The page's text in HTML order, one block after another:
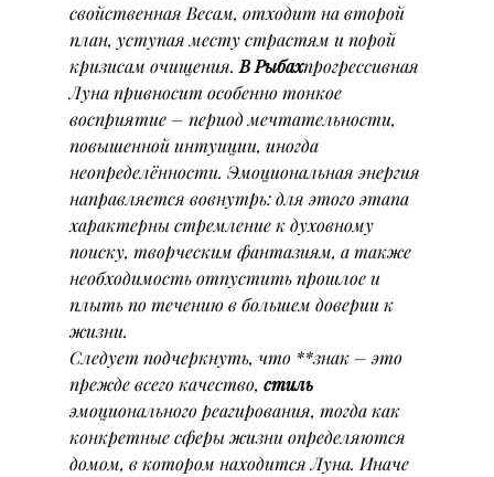
свойственная Весам, отходит на второй
план, уступая месту страстям и порой
кризисам очищения. В Рыбахпрогрессивная
Луна привносит особенно тонкое
восприятие – период мечтательности,
повышенной интуиции, иногда
неопределённости. Эмоциональная энергия
направляется вовнутрь: для этого этапа
характерны стремление к духовному
поиску, творческим фантазиям, а также
необходимость отпустить прошлое и
плыть по течению в большем доверии к
жизни.
Следует подчеркнуть, что **знак – это
прежде всего качество, стиль
эмоционального реагирования, тогда как
конкретные сферы жизни определяются
домом, в котором находится Луна. Иначе